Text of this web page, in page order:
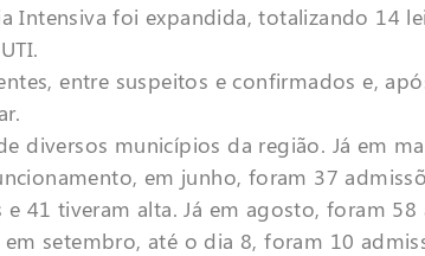
Intensiva foi expandida, totalizando 14
entre suspeitos e confirmados e,
diversos municípios da região. Já em
em junho, foram 37
41 tiveram alta. Já em agosto, foram 58
setembro, até o dia 8, foram 10